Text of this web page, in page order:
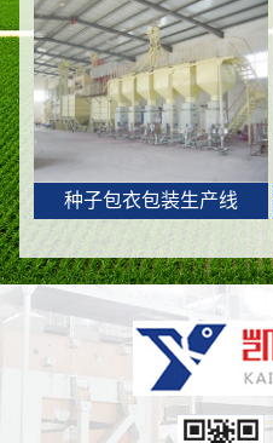
种子包衣包装生产线